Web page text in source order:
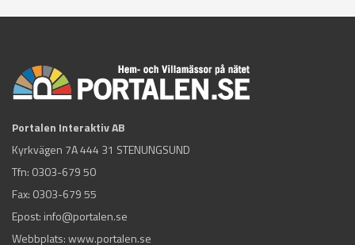
Portalen Interaktiv AB
Kyrkvägen 7A 444 31 STENUNGSUND
Tfn: 0303-679 50
Fax: 0303-679 55
Epost: info@portalen.se
Webbplats: www.portalen.se